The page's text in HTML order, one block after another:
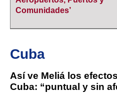
Comunidades’
Cuba
Así ve Meliá los
Cuba: “puntual y sin